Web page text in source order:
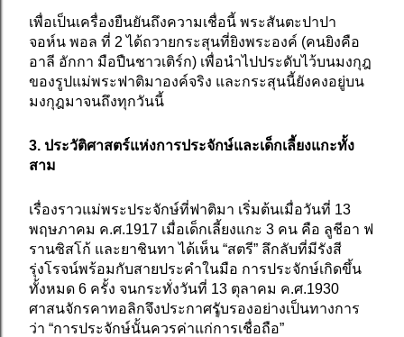
เพื่อเป็นเครื่องยืนยันถึงความเชื่อนี้ พระสันตะปาปา
จอห์น พอล ที่ 2 ได้ถวายกระสุนที่ยิงพระองค์ (คนยิงคือ
อาลี อักกา มือปืนชาวเติร์ก) เพื่อนำไปประดับไว้บนมงกุฎ
ของรูปแม่พระฟาติมาองค์จริง และกระสุนนี้ยังคงอยู่บน
มงกุฎมาจนถึงทุกวันนี้
3. ประวัติศาสตร์แห่งการประจักษ์และเด็กเลี้ยงแกะทั้ง
สาม
เรื่องราวแม่พระประจักษ์ที่ฟาติมา เริ่มต้นเมื่อวันที่ 13
พฤษภาคม ค.ศ.1917 เมื่อเด็กเลี้ยงแกะ 3 คน คือ ลูชีอา ฟ
รานซิสโก้ และยาชินทา ได้เห็น “สตรี” ลึกลับที่มีรังสี
รุ่งโรจน์พร้อมกับสายประคำในมือ การประจักษ์เกิดขึ้น
ทั้งหมด 6 ครั้ง จนกระทั่งวันที่ 13 ตุลาคม ค.ศ.1930
ศาสนจักรคาทอลิกจึงประกาศรับรองอย่างเป็นทางการ
ว่า “การประจักษ์นั้นควรค่าแก่การเชื่อถือ”